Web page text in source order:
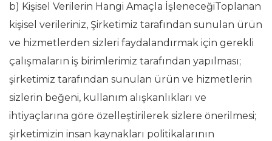
b) Kişisel Verilerin Hangi Amaçla İşleneceğiToplanan
kişisel verileriniz, Şirketimiz tarafından sunulan ürün
ve hizmetlerden sizleri faydalandırmak için gerekli
çalışmaların iş birimlerimiz tarafından yapılması;
şirketimiz tarafından sunulan ürün ve hizmetlerin
sizlerin beğeni, kullanım alışkanlıkları ve
ihtiyaçlarına göre özelleştirilerek sizlere önerilmesi;
şirketimizin insan kaynakları politikalarının